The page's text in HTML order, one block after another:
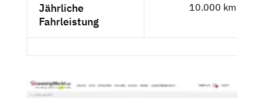
Jährliche
Fahrleistung
10.000 km